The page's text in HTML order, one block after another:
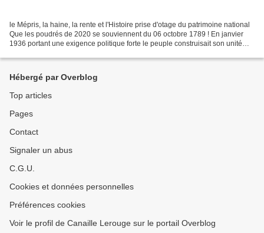
le Mépris, la haine, la rente et l'Histoire prise d'otage du patrimoine national
Que les poudrés de 2020 se souviennent du 06 octobre 1789 ! En janvier
1936 portant une exigence politique forte le peuple construisait son unité
Hébergé par Overblog
Top articles
Pages
Contact
Signaler un abus
C.G.U.
Cookies et données personnelles
Préférences cookies
Voir le profil de Canaille Lerouge sur le portail Overblog